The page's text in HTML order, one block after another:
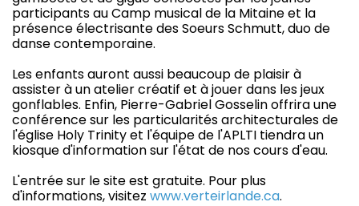
participants au Camp musical de la Mitaine et la
présence électrisante des Soeurs Schmutt, duo de
danse contemporaine.
Les enfants auront aussi beaucoup de plaisir à
assister à un atelier créatif et à jouer dans les jeux
gonflables. Enfin, Pierre-Gabriel Gosselin offrira une
conférence sur les particularités architecturales de
l'église Holy Trinity et l'équipe de l'APLTI tiendra un
kiosque d'information sur l'état de nos cours d'eau.
L'entrée sur le site est gratuite. Pour plus
d'informations, visitez www.verteirlande.ca.